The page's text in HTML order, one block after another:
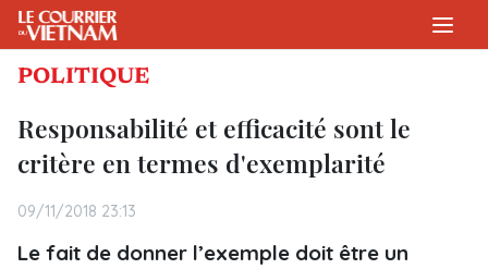
POLITIQUE
Responsabilité et efficacité sont le
critère en termes d'exemplarité
09/11/2018 23:13
Le fait de donner l’exemple doit être un